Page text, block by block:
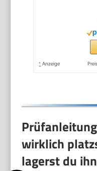
* Anzeige
wirklich
lagerst du